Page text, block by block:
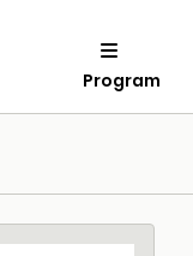
Program